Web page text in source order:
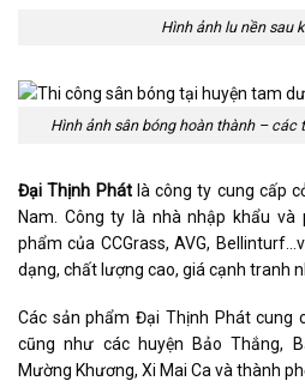
Hình ảnh lu nền sau
Hình ảnh sân bóng hoàn thành –
Đại Thịnh Phátlà công ty cung cấp
Nam. Công ty là nhà nhập khẩu
phẩm của CCGrass, AVG,
dạng, chất lượng cao, giá cạnh tranh
Các sản phẩm Đại Thịnh Phát cung
cũng như các huyện Bảo Thắng,
Mường Khương, Xi Mai Ca và thành